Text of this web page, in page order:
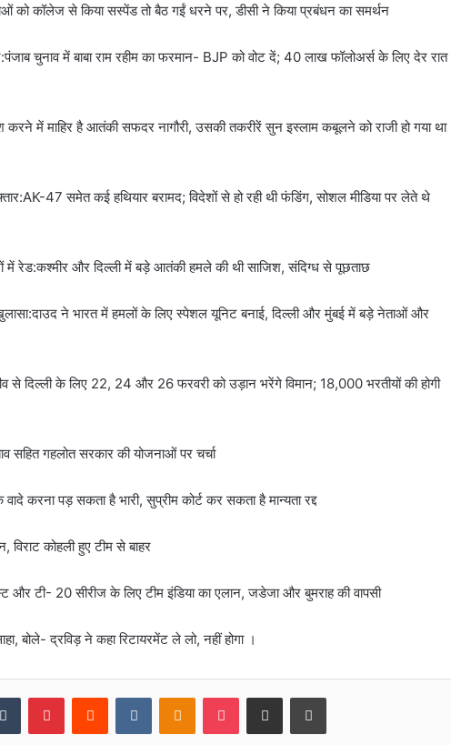
को कॉलेज से किया सस्पेंड तो बैठ गईं धरने पर, डीसी ने किया प्रबंधन का समर्थन
चुनाव में बाबा राम रहीम का फरमान- BJP को वोट दें; 40 लाख फॉलोअर्स के लिए देर रात
करने में माहिर है आतंकी सफदर नागौरी, उसकी तकरीरें सुन इस्लाम कबूलने को राजी हो गया था
47 समेत कई हथियार बरामद; विदेशों से हो रही थी फंडिंग, सोशल मीडिया पर लेते थे
रेड:कश्मीर और दिल्ली में बड़े आतंकी हमले की थी साजिश, संदिग्ध से पूछताछ
ने भारत में हमलों के लिए स्पेशल यूनिट बनाई, दिल्ली और मुंबई में बड़े नेताओं और
दिल्ली के लिए 22, 24 और 26 फरवरी को उड़ान भरेंगे विमान; 18,000 भरतीयों की होगी
गहलोत सरकार की योजनाओं पर चर्चा
वादे करना पड़ सकता है भारी, सुप्रीम कोर्ट कर सकता है मान्यता रद्द
विराट कोहली हुए टीम से बाहर
टी- 20 सीरीज के लिए टीम इंडिया का एलान, जडेजा और बुमराह की वापसी
बोले- द्रविड़ ने कहा रिटायरमेंट ले लो, नहीं होगा ।
Tumblr PinterestReddit VKontakteOdnoklassniki
Pocket Share via Email Print